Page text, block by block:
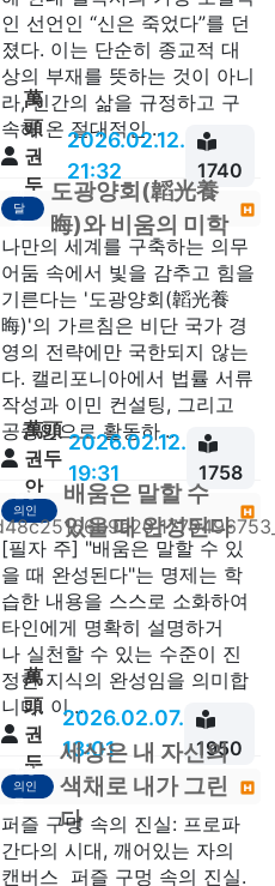
인 선언인 “신은 죽었다”를 던
졌다. 이는 단순히 종교적 대
상의 부재를 뜻하는 것이 아니
라, 인간의 삶을 규정하고 구
속해 온 절대적인...
萬
頭
권
두
안
2026.02.12.
21:32
1740
달
음
도광양회(韜光養
晦)와 비움의 미학
나만의 세계를 구축하는 의무
어둠 속에서 빛을 감추고 힘을
기른다는 '도광양회(韜光養
晦)'의 가르침은 비단 국가 경
영의 전략에만 국한되지 않는
다. 캘리포니아에서 법률 서류
작성과 이민 컨설팅, 그리고
공증인으로 활동하...
萬頭
권두
안
2026.02.12.
19:31
1758
일상
의인
문
배움은 말할 수
있을 때 완성된다
[필자 주] "배움은 말할 수 있
을 때 완성된다"는 명제는 학
습한 내용을 스스로 소화하여
타인에게 명확히 설명하거
나 실천할 수 있는 수준이 진
정한 지식의 완성임을 의미합
니다. 이...
萬
頭
권
두
안
2026.02.07.
13:01
1950
일상
의인
문
세상은 내 자신의
색채로 내가 그린
다
퍼즐 구멍 속의 진실: 프로파
간다의 시대, 깨어있는 자의
캔버스 퍼즐 구멍 속의 진실.